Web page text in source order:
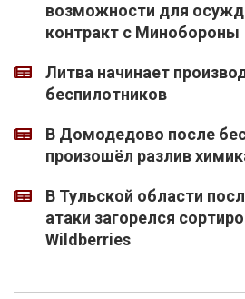
возможности для
контракт с Минобороны
Литва начинает
беспилотников
В Домодедово после
произошёл разлив
В Тульской области
атаки загорелся
Wildberries